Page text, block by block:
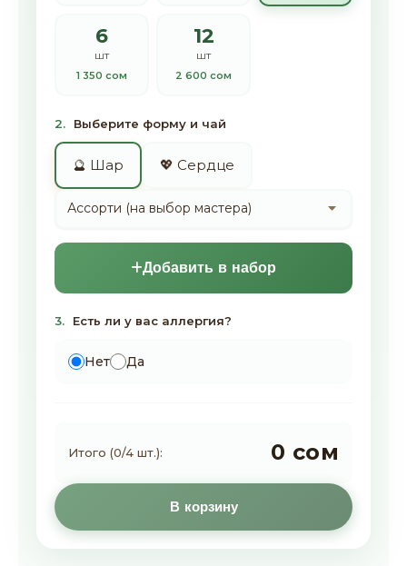
6
шт
1 350 сом
12
шт
2 600 сом
2. Выберите форму и чай
🔮 Шар 💖 Сердце
Добавить в набор
3. Есть ли у вас аллергия?
Нет Да
Итого (0/4 шт.): 0 сом
В корзину